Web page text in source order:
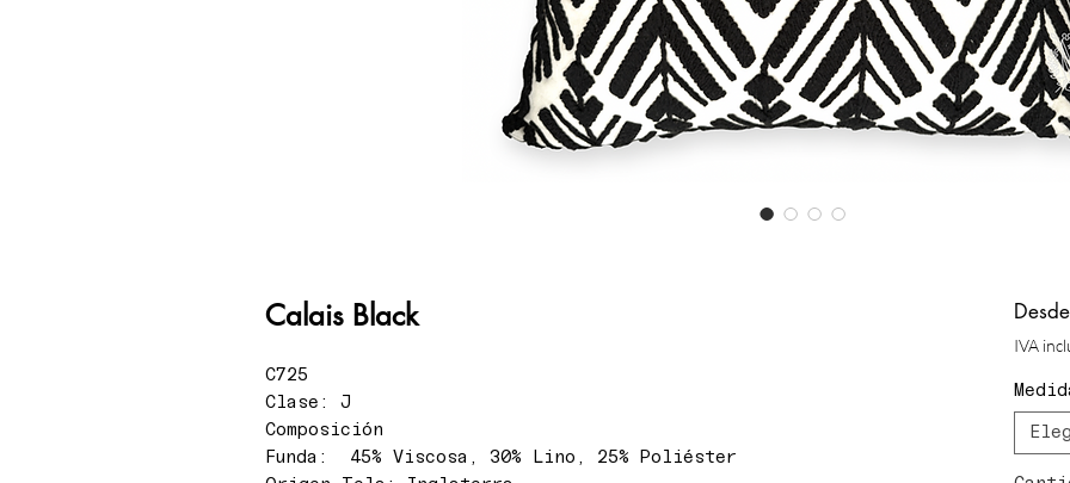
Calais Black
C725
Clase: J
Composición
Funda: 45% Viscosa, 30% Lino, 25% Poliéster
IVA